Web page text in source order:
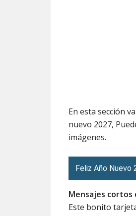
En esta sección
nuevo 2027,
imágenes.
Feliz Año Nuevo
Mensajes cortos
Este bonito